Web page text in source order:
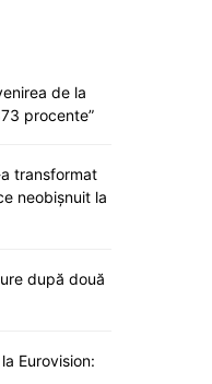
de la
procente”
a transformat
neobișnuit la
după două
Eurovision: